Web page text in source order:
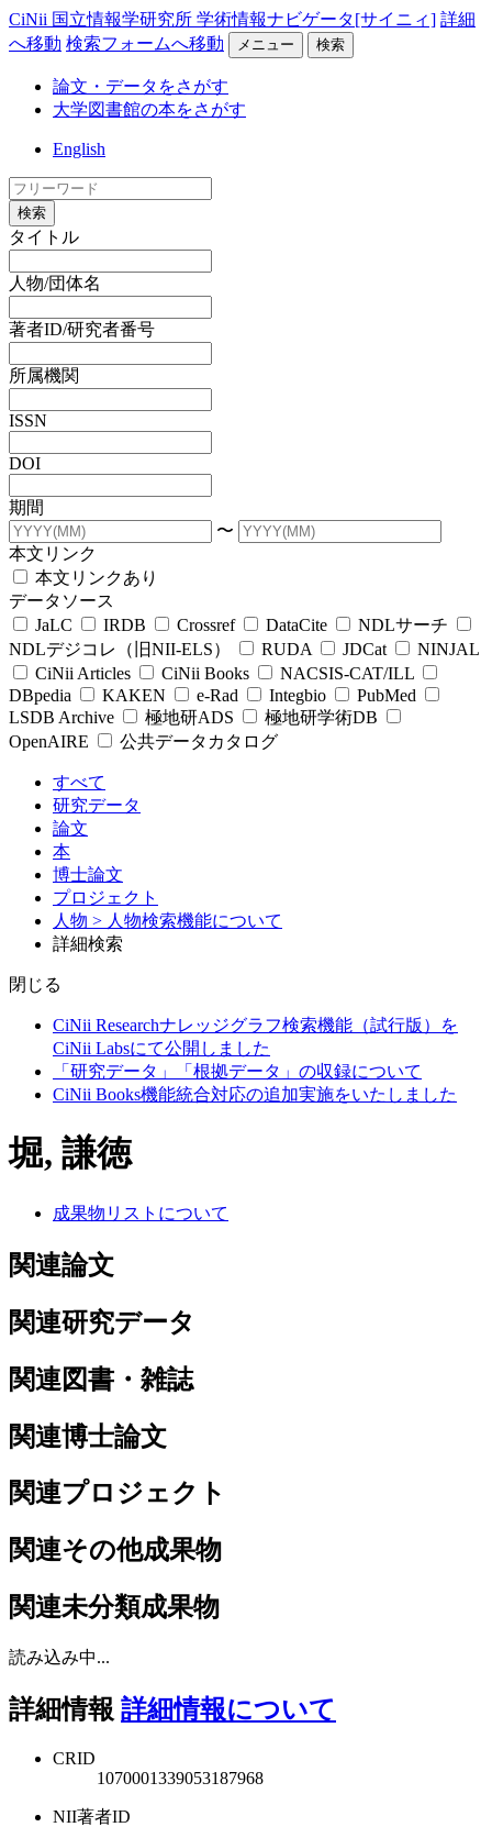
CiNii 国立情報学研究所 学術情報ナビゲータ[サイニィ] 詳細
へ移動 検索フォームへ移動 メニュー 検索
論文・データをさがす
大学図書館の本をさがす
English
検索
タイトル
人物/団体名
著者ID/研究者番号
所属機関
ISSN
DOI
期間
〜
本文リンク
本文リンクあり
データソース
JaLC
IRDB Crossref DataCite
NDLサーチ
NDLデジコレ（旧NII-ELS）
RUDA JDCat
NINJAL
CiNii Articles
CiNii Books
NACSIS-CAT/ILL
DBpedia
KAKEN e-Rad Integbio
PubMed
LSDB Archive
極地研ADS
極地研学術DB
OpenAIRE
公共データカタログ
すべて
研究データ
論文
本
博士論文
プロジェクト
人物 > 人物検索機能について
詳細検索
閉じる
CiNii Researchナレッジグラフ検索機能（試行版）を
CiNii Labsにて公開しました
「研究データ」「根拠データ」の収録について
CiNii Books機能統合対応の追加実施をいたしました
堀, 謙徳
成果物リストについて
関連論文
関連研究データ
関連図書・雑誌
関連博士論文
関連プロジェクト
関連その他成果物
関連未分類成果物
読み込み中...
詳細情報 詳細情報について
CRID
1070001339053187968
NII著者ID